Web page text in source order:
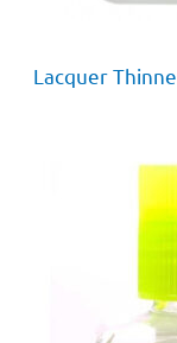
Lacquer